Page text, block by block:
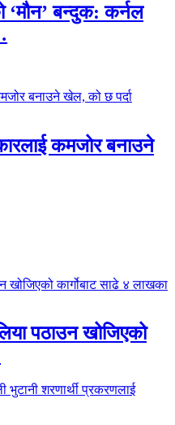
‘मौन’ बन्दुक: कर्नल
कमजोर बनाउने
पठाउन खोजिएको